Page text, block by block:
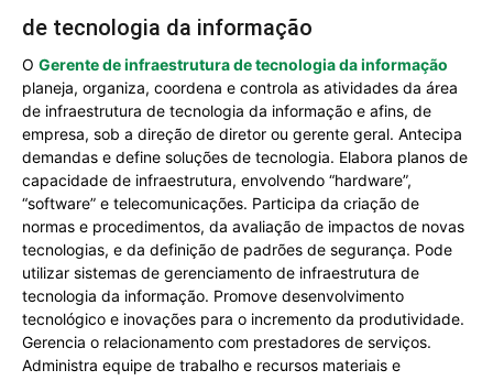
de tecnologia da informação
O Gerente de infraestrutura de tecnologia da informação
planeja, organiza, coordena e controla as atividades da área
de infraestrutura de tecnologia da informação e afins, de
empresa, sob a direção de diretor ou gerente geral. Antecipa
demandas e define soluções de tecnologia. Elabora planos de
capacidade de infraestrutura, envolvendo “hardware”,
“software” e telecomunicações. Participa da criação de
normas e procedimentos, da avaliação de impactos de novas
tecnologias, e da definição de padrões de segurança. Pode
utilizar sistemas de gerenciamento de infraestrutura de
tecnologia da informação. Promove desenvolvimento
tecnológico e inovações para o incremento da produtividade.
Gerencia o relacionamento com prestadores de serviços.
Administra equipe de trabalho e recursos materiais e